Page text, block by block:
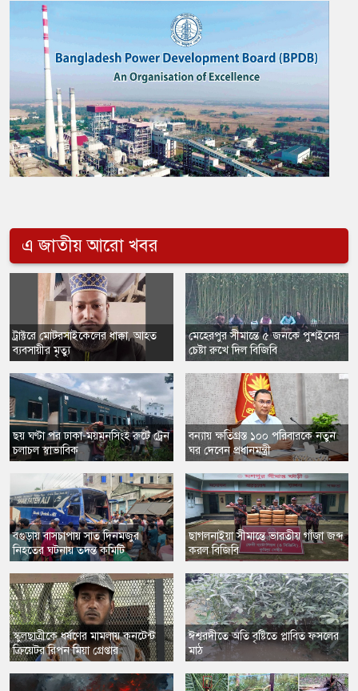
এ জাতীয় আরো খবর
ট্রাক্টরে মোটরসাইকেলের ধাক্কা, আহত
ব্যবসায়ীর মৃত্যু
​ছয় ঘণ্টা পর ঢাকা-ময়মনসিংহ রুটে ট্রেন
চলাচল স্বাভাবিক
​বগুড়ায় বাসচাপায় সাত দিনমজুর
নিহতের ঘটনায় তদন্ত কমিটি
​স্কুলছাত্রীকে ধর্ষণের মামলায় কনটেন্ট
ক্রিয়েটর রিপন মিয়া গ্রেপ্তার
মেহেরপুর সীমান্তে ৫ জনকে পুশইনের
চেষ্টা রুখে দিল বিজিবি
বন্যায় ক্ষতিগ্রস্ত ১০০ পরিবারকে নতুন
ঘর দেবেন প্রধানমন্ত্রী
ছাগলনাইয়া সীমান্তে ভারতীয় গাঁজা জব্দ
করল বিজিবি
ঈশ্বরদীতে অতি বৃষ্টিতে প্লাবিত ফসলের
মাঠ